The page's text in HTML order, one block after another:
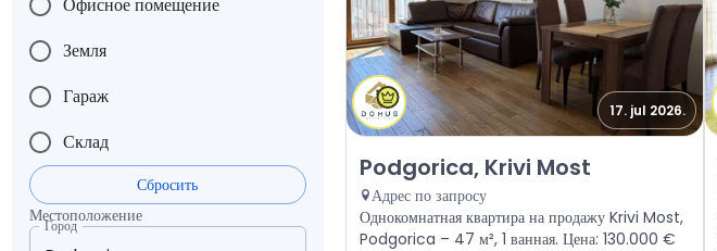
Земля
Гараж
Склад
Сбросить
Местоположение
Город
17. jul 2026.
Продажа - Квартира Podgorica, Krivi Most
Podgorica, Krivi Most
Адрес по запросу
Однокомнатная квартира на продажу Krivi Most,
Podgorica – 47 м², 1 ванная. Цена: 130.000 €